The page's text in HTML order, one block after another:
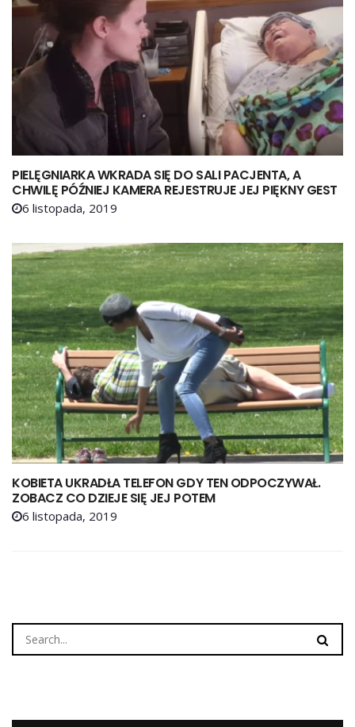
PIELĘGNIARKA WKRADA SIĘ DO SALI PACJENTA, A
CHWILĘ PÓŹNIEJ KAMERA REJESTRUJE JEJ PIĘKNY GEST
6 listopada, 2019
KOBIETA UKRADŁA TELEFON GDY TEN ODPOCZYWAŁ.
ZOBACZ CO DZIEJE SIĘ JEJ POTEM
6 listopada, 2019